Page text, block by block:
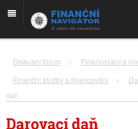
Diskusní fórum > Financování a
Finanční služby a financování
>
daň
Darovací daň